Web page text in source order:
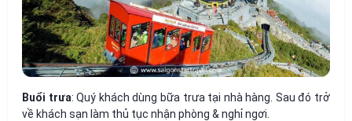
Buổi trưa: Quý khách dùng bữa trưa tại nhà hàng. Sau đó trở
về khách sạn làm thủ tục nhận phòng & nghỉ ngơi.